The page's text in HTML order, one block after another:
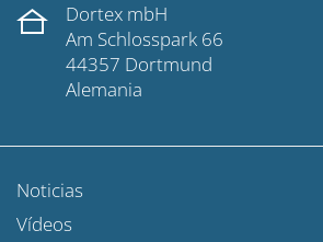
Dortex mbH
Am Schlosspark 66
44357 Dortmund
Alemania
Noticias
Vídeos